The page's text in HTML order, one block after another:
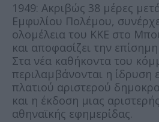
1949: Ακριβώς 38 μέρες
Εμφυλίου Πολέμου,
ολομέλεια του ΚΚΕ στο
και αποφασίζει την
Στα νέα καθήκοντα του
περιλαμβάνονται η ίδρυση
πλατιού αριστερού
και η έκδοση μιας
αθηναϊκής εφημερίδας.